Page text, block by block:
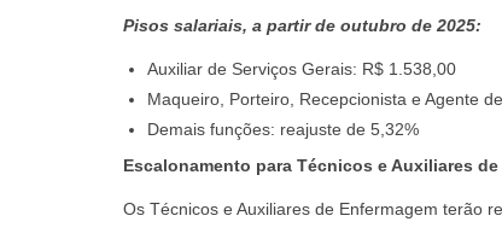
Pisos salariais, a partir de outubro de 2025:
Auxiliar de Serviços Gerais: R$ 1.538,00
Maqueiro, Porteiro, Recepcionista e Agente
Demais funções: reajuste de 5,32%
Escalonamento para Técnicos e Auxiliares de
Os Técnicos e Auxiliares de Enfermagem terão